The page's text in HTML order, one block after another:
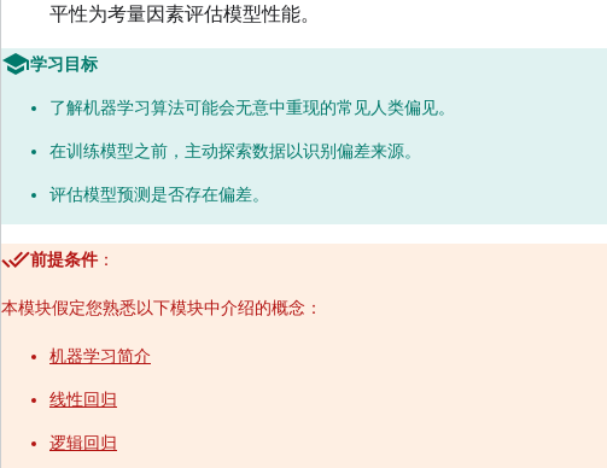
平性为考量因素评估模型性能。
学习目标
了解机器学习算法可能会无意中重现的常见人类偏见。
在训练模型之前，主动探索数据以识别偏差来源。
评估模型预测是否存在偏差。
前提条件 ：
本模块假定您熟悉以下模块中介绍的概念：
机器学习简介
线性回归
逻辑回归